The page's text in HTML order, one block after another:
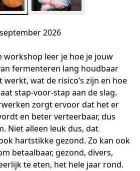
2026
workshop leer je hoe je jouw
fermenteren lang houdbaar
wat de risico’s zijn en hoe
stap-voor-stap aan de slag.
zorgt ervoor dat het er
en beter verteerbaar, dus
Niet alleen leuk dus, dat
hartstikke gezond. Zo kan ook
betaalbaar, gezond, divers,
te eten, het hele jaar rond.